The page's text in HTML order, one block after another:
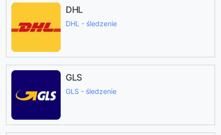
DHL
DHL - śledzenie
GLS
GLS - śledzenie